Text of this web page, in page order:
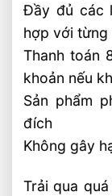
Đầy đủ các
hợp với từng
Thanh toán
khoản nếu
Sản phẩm
đích
Không gây
Trải qua